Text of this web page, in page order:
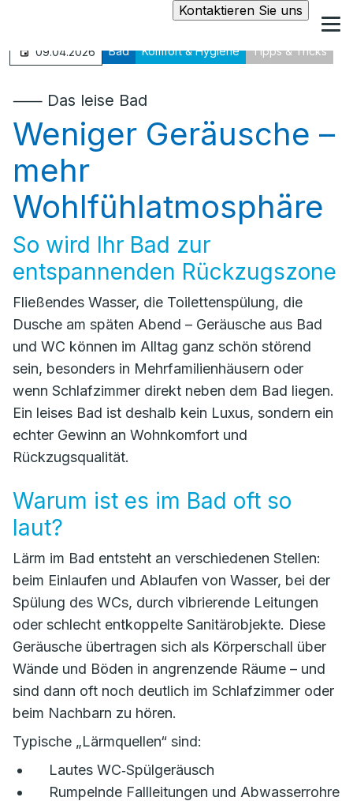
Kontaktieren Sie uns
09.04.2026 Bad Komfort & Hygiene Tipps & Tricks
⸺ Das leise Bad
Weniger Geräusche –
mehr
Wohlfühlatmosphäre
So wird Ihr Bad zur
entspannenden Rückzugszone
Fließendes Wasser, die Toilettenspülung, die
Dusche am späten Abend – Geräusche aus Bad
und WC können im Alltag ganz schön störend
sein, besonders in Mehrfamilienhäusern oder
wenn Schlafzimmer direkt neben dem Bad liegen.
Ein leises Bad ist deshalb kein Luxus, sondern ein
echter Gewinn an Wohnkomfort und
Rückzugsqualität.
Warum ist es im Bad oft so
laut?
Lärm im Bad entsteht an verschiedenen Stellen:
beim Einlaufen und Ablaufen von Wasser, bei der
Spülung des WCs, durch vibrierende Leitungen
oder schlecht entkoppelte Sanitärobjekte. Diese
Geräusche übertragen sich als Körperschall über
Wände und Böden in angrenzende Räume – und
sind dann oft noch deutlich im Schlafzimmer oder
beim Nachbarn zu hören.
Typische „Lärmquellen“ sind:
Lautes WC‑Spülgeräusch
Rumpelnde Fallleitungen und Abwasserrohre